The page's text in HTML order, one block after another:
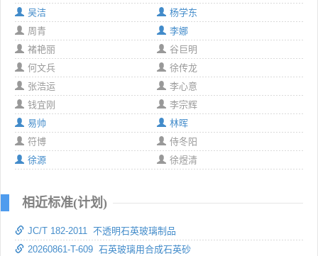
吴洁
杨学东
周青
李娜
褚艳丽
谷巨明
何文兵
徐传龙
张浩运
李心意
钱宜刚
李宗辉
易帅
林晖
符博
侍冬阳
徐源
徐煜清
相近标准(计划)
JC/T 182-2011 不透明石英玻璃制品
20260861-T-609 石英玻璃用合成石英砂